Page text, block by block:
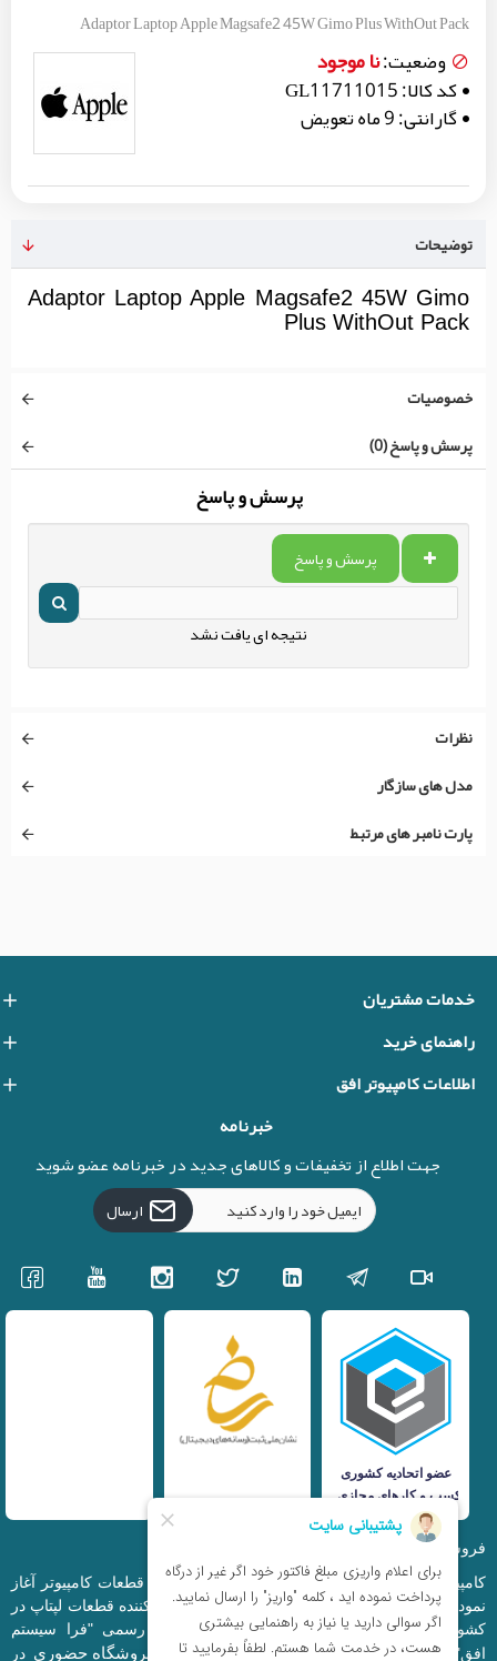
Adaptor Laptop Apple Magsafe2 45W Gimo Plus WithOut Pack
وضعیت:نا موجود
کد کالا:GL11711015
گارانتی:9 ماه تعویض
توضیحات
Adaptor Laptop Apple Magsafe2 45W Gimo
Plus WithOut Pack
خصوصیات
پرسش و پاسخ (0)
پرسش و پاسخ
پرسش و پاسخ
نتیجه ای یافت نشد
نظرات
مدل های سازگار
پارت نامبر های مرتبط
خدمات مشتریان
راهنمای خرید
اطلاعات کامپیوتر افق
خبرنامه
جهت اطلاع از تخفیفات و کالاهای جدید در خبرنامه عضو شوید
ارسال
فروشگاه اینترنتی iranfso (کامپیوتر افق)
کامپیوتر افق، فعالیت خود را از سال 1377 در زمینه قطعات کامپیوتر آغاز
نمود و در حال حاضر به بزرگترین وارد کننده و توزیع کننده قطعات لپتاپ در
کشور تبدیل شده است. این مجموعه که با نام رسمی "فرا سیستم
افق" ثبت شده است دارای فروشگاه اینترنتی و
فروشگاه حضوری در